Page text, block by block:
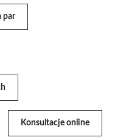
par
Konsultacje online